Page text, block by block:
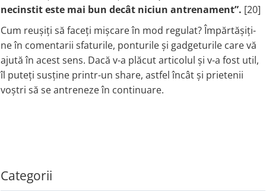
necinstit este mai bun decât niciun antrenament”. [20]
Cum reușiți să faceți mișcare în mod regulat? Împărtășiți-
ne în comentarii sfaturile, ponturile și gadgeturile care vă
ajută în acest sens. Dacă v-a plăcut articolul și v-a fost util,
îl puteți susține printr-un share, astfel încât și prietenii
voștri să se antreneze în continuare.
Categorii